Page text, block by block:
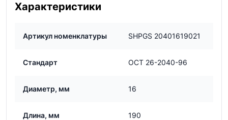
Характеристики
Артикул номенклатуры SHPGS 20401619021
Стандарт ОСТ 26-2040-96
Диаметр, мм 16
Длина, мм 190